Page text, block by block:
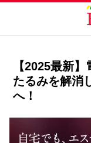
【2025最新
たるみを解消
へ！